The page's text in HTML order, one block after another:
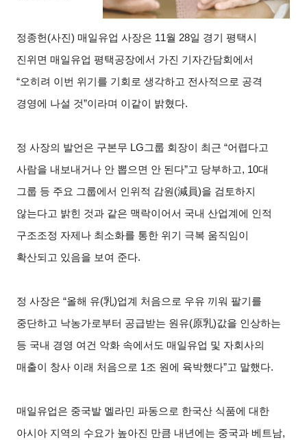
정종헌 (사진) 매일유업 사장은 11월 28일 경기 평택시
진위면 매일유업 평택공장에서 가진 기자간담회에서
“오히려 이번 위기를 기회로 생각하고 전사적으로 공격
경영에 나설 것”이라며 이같이 밝혔다.
정 사장의 발언은 구본무 LG그룹 회장이 최근 “어렵다고
사람을 내보내거나 안 뽑으면 안 된다”고 당부하고, 10대
그룹 등 주요 그룹에서 인위적 감원(減員)을 검토하지
않는다고 밝힌 것과 같은 맥락이어서 국내 산업계에 인적
구조조정 자제나 최소화를 통한 위기 극복 움직임이
확산되고 있음을 보여 준다.
정 사장은 “올해 유(乳)업계 처음으로 우유 끼워 팔기를
중단하고 낙농가로부터 공급받는 원유(原乳)값을 인상하는
등 국내 경영 여건 악화 속에서도 매일유업 및 자회사의
매출이 창사 이래 처음으로 1조 원에 육박했다”고 말했다.
매일유업은 중국발 멜라민 파동으로 한국산 식품에 대한
아시아 지역의 수요가 높아진 만큼 내년에는 중국과 베트남,